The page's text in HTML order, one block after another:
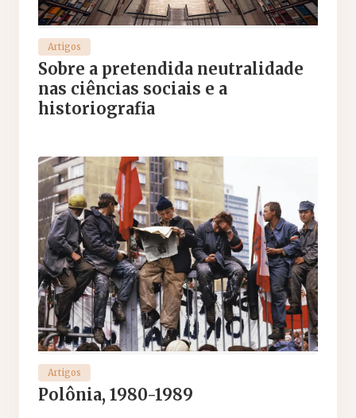
Artigos
Sobre a pretendida neutralidade
nas ciências sociais e a
historiografia
Artigos
Polônia, 1980-1989